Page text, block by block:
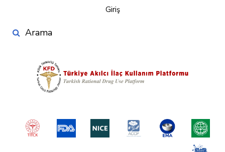
atlamenu
Giriş
Search